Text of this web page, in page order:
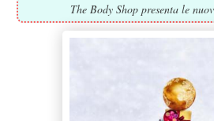
The Body Shop presenta le